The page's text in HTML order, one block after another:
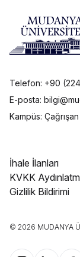
Telefon: +90
E-posta:
Kampüs:
İhale İlanları
KVKK
Gizlilik Bildirimi
© 2026 MUDANYA